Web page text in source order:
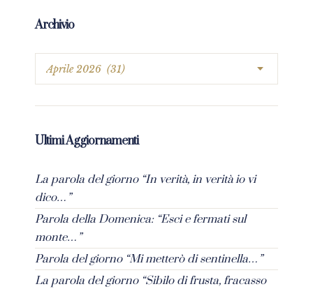
Archivio
Ultimi Aggiornamenti
La parola del giorno “In verità, in verità io vi
dico…”
Parola della Domenica: “Esci e fermati sul
monte…”
Parola del giorno “Mi metterò di sentinella…”
La parola del giorno “Sibilo di frusta, fracasso